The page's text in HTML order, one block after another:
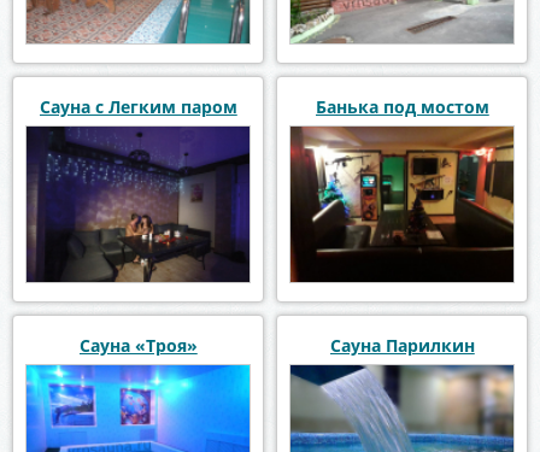
Сауна с Легким паром Банька под мостом
Сауна «Троя» Сауна Парилкин